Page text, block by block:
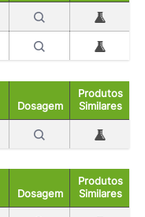
Dosagem
Produtos
Similares
Dosagem
Produtos
Similares